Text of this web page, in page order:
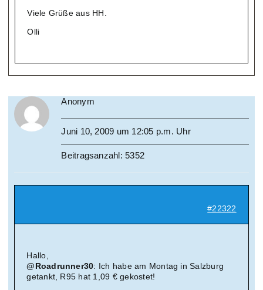
Viele Grüße aus HH.
Olli
Anonym
Juni 10, 2009 um 12:05 p.m. Uhr
Beitragsanzahl: 5352
#22322
Hallo,
@Roadrunner30: Ich habe am Montag in Salzburg
getankt, R95 hat 1,09 € gekostet!